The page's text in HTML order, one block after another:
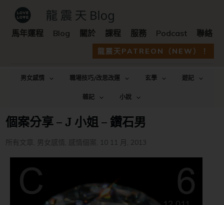
馬年運程 Blog 關於 課程 服務 Podcast 聯絡
龍震天PATREON（NEW）！
男女感情 職場技巧/改思改運 玄學
遊記
雜記
小說
個案分享 – J 小姐 – 鑽石男
所有文章 , 男女感情 , 感情個案, 10 11 月, 2013